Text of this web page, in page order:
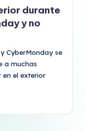
durante
y no
CyberMonday se
a muchas
el exterior